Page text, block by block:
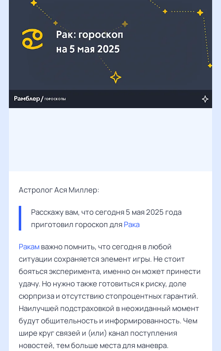
Астролог Ася Миллер:
Расскажу вам, что сегодня 5 мая 2025 года
приготовил гороскоп для Рака
Ракамважно помнить, что сегодня в любой
ситуации сохраняется элемент игры. Не стоит
бояться эксперимента, именно он может принести
удачу. Но нужно также готовиться к риску, доле
сюрприза и отсутствию стопроцентных гарантий.
Наилучшей подстраховкой в неожиданный момент
будут общительность и информированность. Чем
шире круг связей и (или) канал поступления
новостей, тем больше места для маневра.